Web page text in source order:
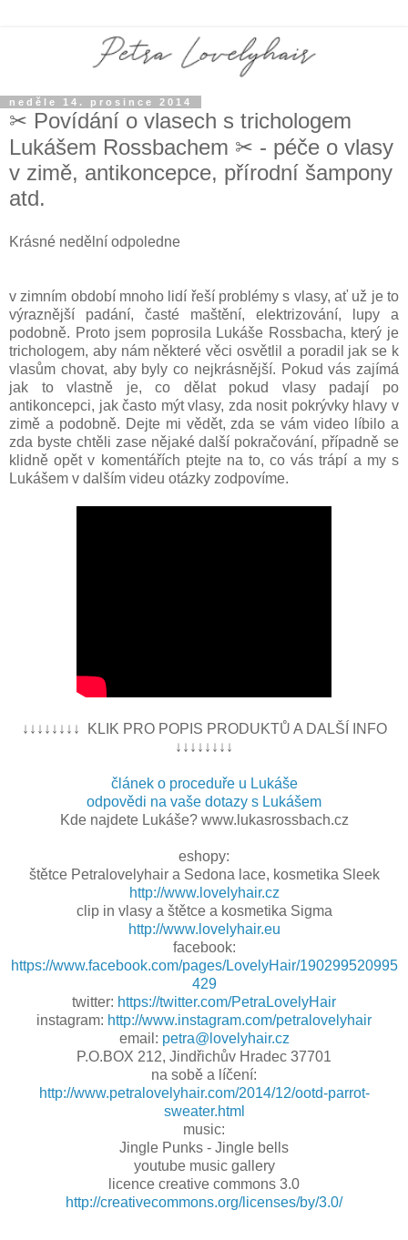
neděle 14. prosince 2014
✂ Povídání o vlasech s trichologem
Lukášem Rossbachem ✂ - péče o vlasy
v zimě, antikoncepce, přírodní šampony
atd.
Krásné nedělní odpoledne
v zimním období mnoho lidí řeší problémy s vlasy, ať už je to
výraznější padání, časté maštění, elektrizování, lupy a
podobně. Proto jsem poprosila Lukáše Rossbacha, který je
trichologem, aby nám některé věci osvětlil a poradil jak se k
vlasům chovat, aby byly co nejkrásnější. Pokud vás zajímá
jak to vlastně je, co dělat pokud vlasy padají po
antikoncepci, jak často mýt vlasy, zda nosit pokrývky hlavy v
zimě a podobně. Dejte mi vědět, zda se vám video líbilo a
zda byste chtěli zase nějaké další pokračování, případně se
klidně opět v komentářích ptejte na to, co vás trápí a my s
Lukášem v dalším videu otázky zodpovíme.
↓↓↓↓↓↓↓↓ KLIK PRO POPIS PRODUKTŮ A DALŠÍ INFO
↓↓↓↓↓↓↓↓
článek o proceduře u Lukáše
odpovědi na vaše dotazy s Lukášem
Kde najdete Lukáše? www.lukasrossbach.cz
eshopy:
štětce Petralovelyhair a Sedona lace, kosmetika Sleek
http://www.lovelyhair.cz
clip in vlasy a štětce a kosmetika Sigma
http://www.lovelyhair.eu
facebook:
https://www.facebook.com/pages/LovelyHair/190299520995
429
twitter: https://twitter.com/PetraLovelyHair
instagram: http://www.instagram.com/petralovelyhair
email: petra@lovelyhair.cz
P.O.BOX 212, Jindřichův Hradec 37701
na sobě a líčení:
http://www.petralovelyhair.com/2014/12/ootd-parrot-
sweater.html
music:
Jingle Punks - Jingle bells
youtube music gallery
licence creative commons 3.0
http://creativecommons.org/licenses/by/3.0/